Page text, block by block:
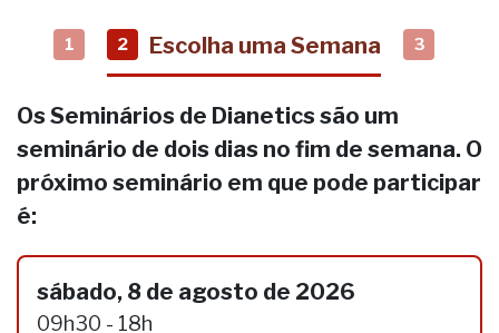
1 2 Escolha uma Semana 3
Os Seminários de Dianetics são um
seminário de dois dias no fim de semana. O
próximo seminário em que pode participar
é:
sábado, 8 de agosto de 2026
09h30 - 18h